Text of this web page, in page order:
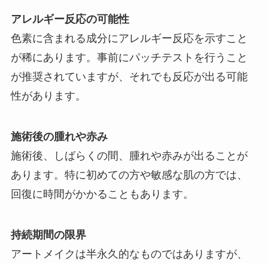
アレルギー反応の可能性
色素に含まれる成分にアレルギー反応を示すこと
が稀にあります。事前にパッチテストを行うこと
が推奨されていますが、それでも反応が出る可能
性があります。
施術後の腫れや赤み
施術後、しばらくの間、腫れや赤みが出ることが
あります。特に初めての方や敏感な肌の方では、
回復に時間がかかることもあります。
持続期間の限界
アートメイクは半永久的なものではありますが、